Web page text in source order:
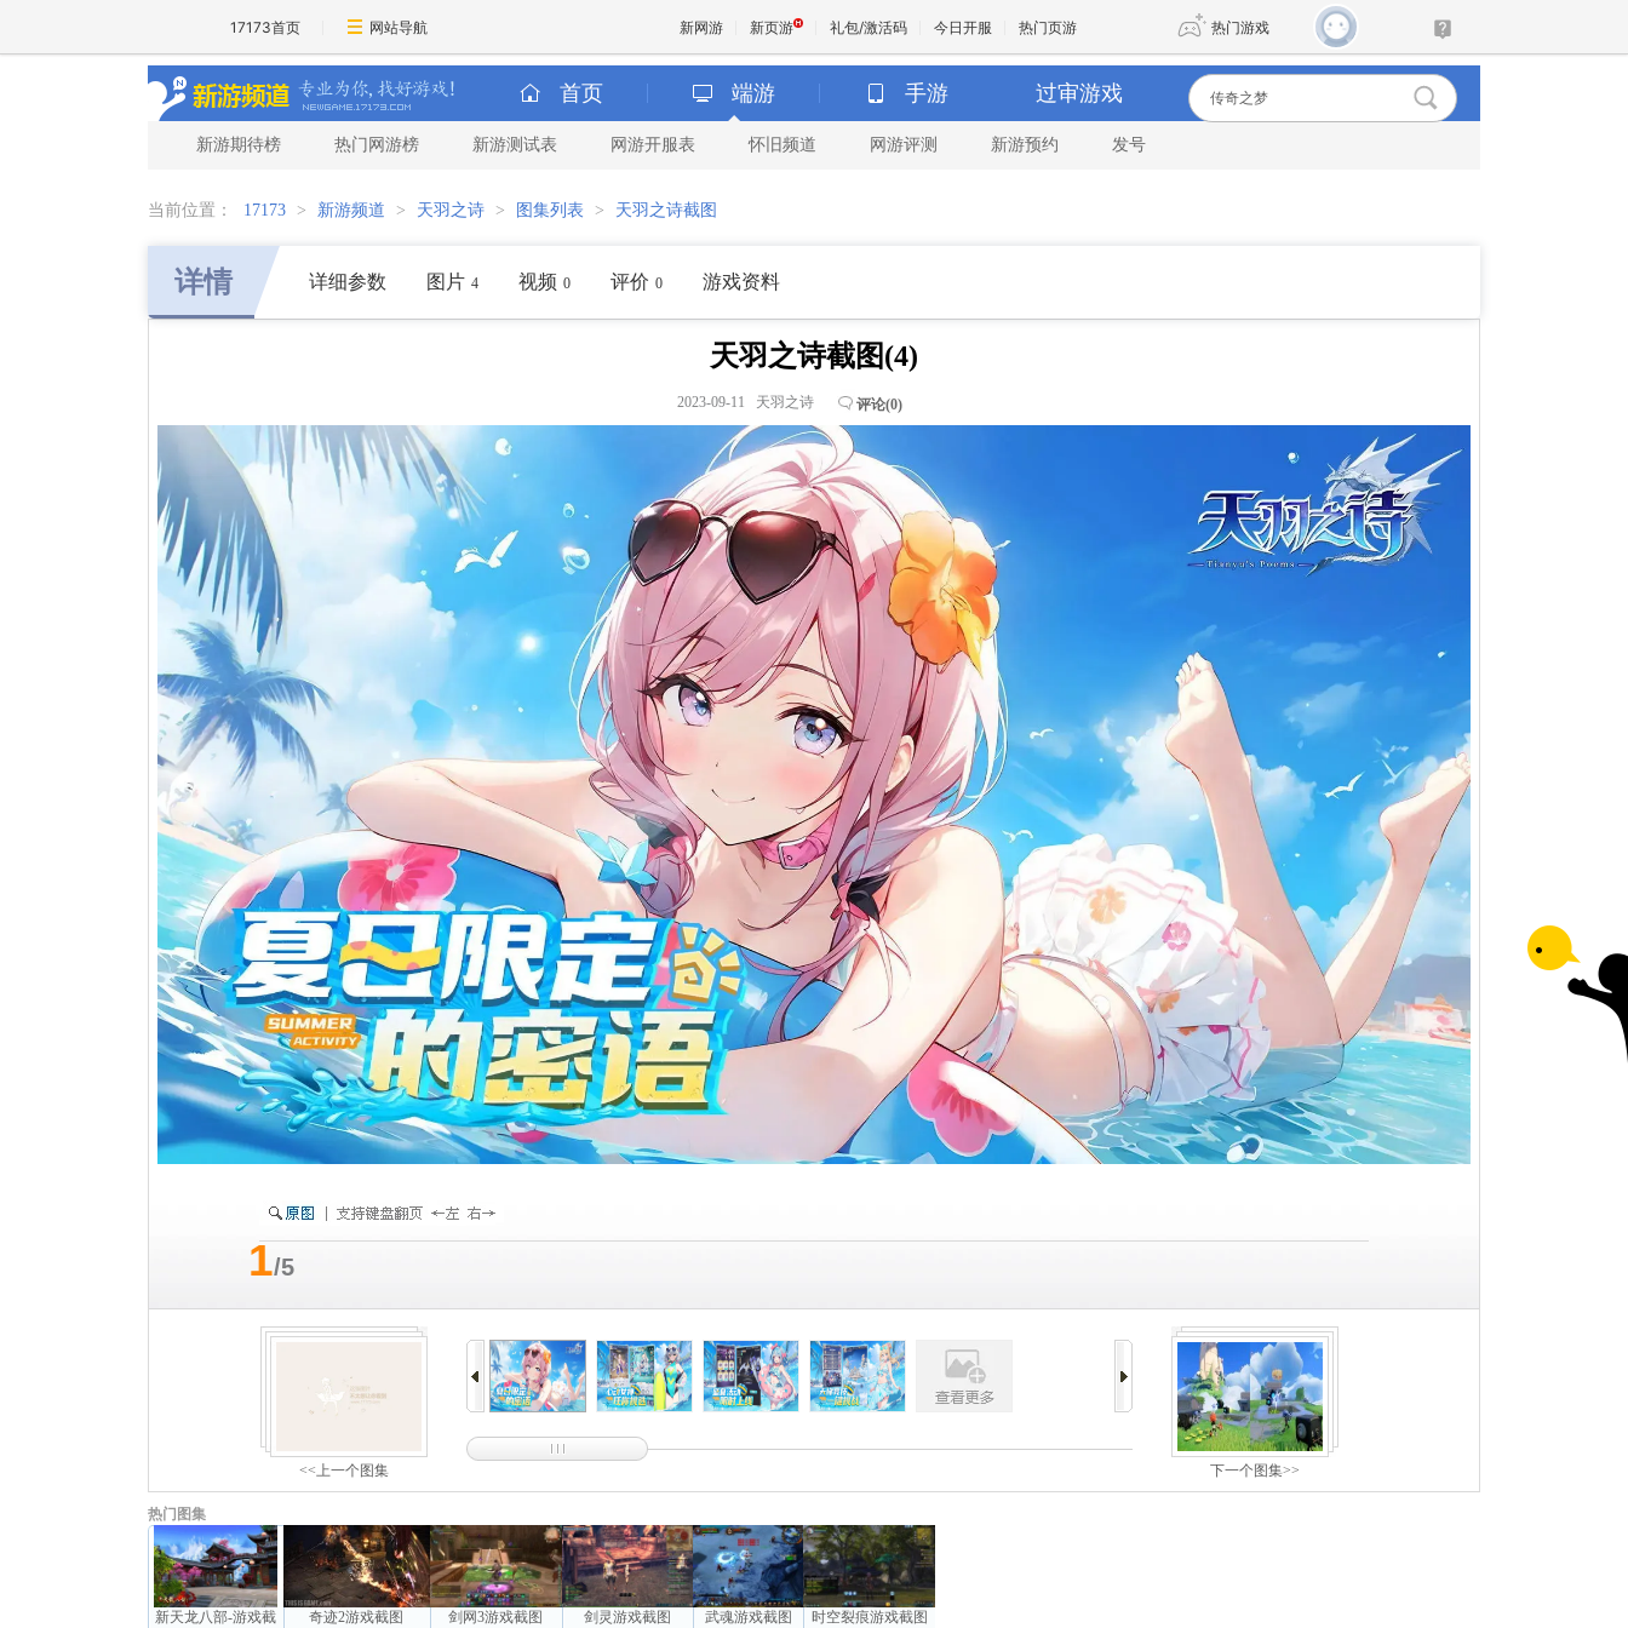
17173首页 网站导航 新网游 新页游 礼包/激活码 今日开服 热门页游 热门游戏
魔兽 DNF
首页 端游 手游 过审游戏
新游期待榜 热门网游榜 新游测试表 网游开服表 怀旧频道 网游评测 新游预约 发号
当前位置： 17173 > 新游频道 > 天羽之诗 > 图集列表 > 天羽之诗截图
详情 详细参数 图片 4 视频 0 评价 0 游戏资料
天羽之诗截图(4)
评论(0)
2023-09-11 天羽之诗
1/5
<<上一个图集 下一个图集>>
热门图集
新天龙八部-游戏截 奇迹2游戏截图 剑网3游戏截图 剑灵游戏截图 武魂游戏截图 时空裂痕游戏截图